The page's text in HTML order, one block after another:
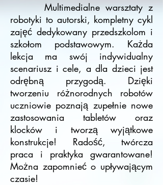
Multimedialne warsztaty z
robotyki to autorski, kompletny cykl
zajęć dedykowany przedszkolom i
szkołom podstawowym. Każda
lekcja ma swój indywidualny
scenariusz i cele, a dla dzieci jest
odrębną przygodą. Dzięki
tworzeniu różnorodnych robotów
uczniowie poznają zupełnie nowe
zastosowania tabletów oraz
klocków i tworzą wyjątkowe
konstrukcje! Radość, twórcza
praca i praktyka gwarantowane!
Można zapomnieć o upływającym
czasie!